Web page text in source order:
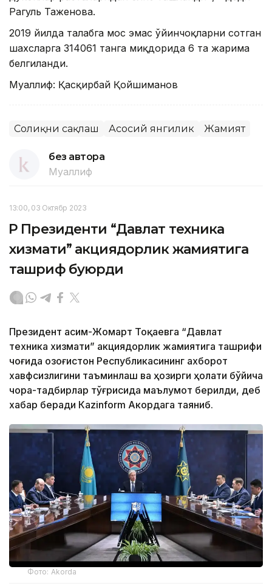
Рагуль Таженова.
2019 йилда талабга мос эмас ўйинчоқларни сотган
шахсларга 314061 танга миқдорида 6 та жарима
белгиланди.
Муаллиф: Қасқирбай Қойшиманов
Соғлиқни сақлаш Асосий янгилик Жамият
без автора
Муаллиф
13:00, 03 Октябр 2023
ҚР Президенти “Давлат техника
хизмати” акциядорлик жамиятига
ташриф буюрди
Президент Қасим-Жомарт Тоқаевга “Давлат
техника хизмати” акциядорлик жамиятига ташрифи
чоғида Қозоғистон Республикасининг ахборот
хавфсизлигини таъминлаш ва ҳозирги ҳолати бўйича
чора-тадбирлар тўғрисида маълумот берилди, деб
хабар беради Каzinform Акордага таяниб.
Фото: Akorda